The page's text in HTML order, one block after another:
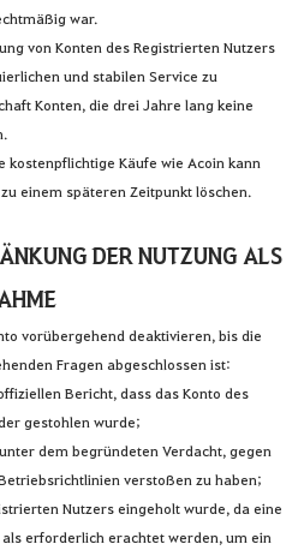
war.
von Konten des Registrierten Nutzers
und stabilen Service zu
Konten, die drei Jahre lang keine
Käufe wie Acoin kann
einem späteren Zeitpunkt löschen.
DER NUTZUNG ALS
vorübergehend deaktivieren, bis die
Fragen abgeschlossen ist:
Bericht, dass das Konto des
gestohlen wurde;
dem begründeten Verdacht, gegen
verstoßen zu haben;
Nutzers eingeholt wurde, da eine
erforderlich erachtet werden, um ein